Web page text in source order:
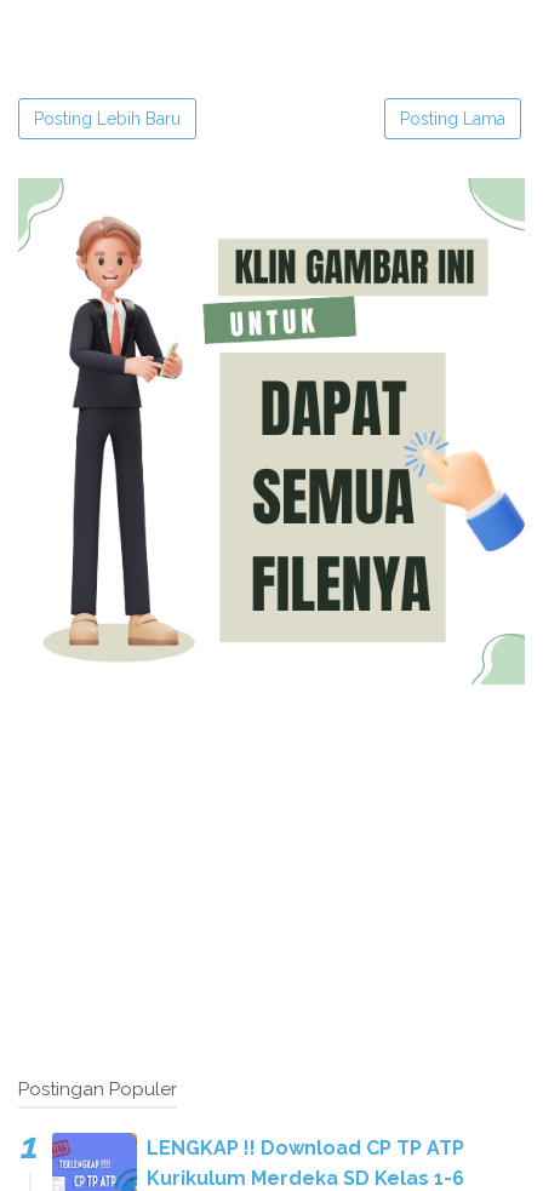
Posting Lebih Baru Posting Lama
Postingan Populer
LENGKAP !! Download CP TP ATP
Kurikulum Merdeka SD Kelas 1-6